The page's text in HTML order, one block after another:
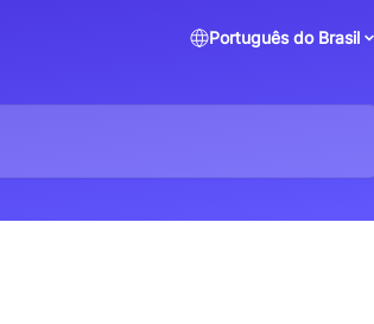
Português do Brasil